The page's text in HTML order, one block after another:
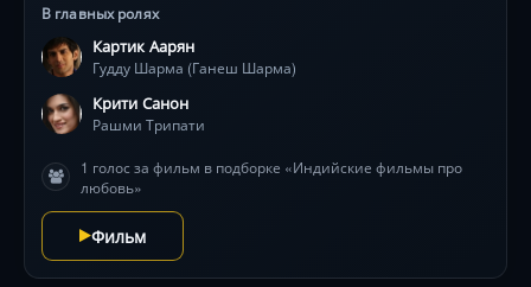
реакцию, когда в дом неожиданно врываются
ханжеская тётушка, строгий отец и целый клан
консервативных родственников! Под напором
визитёров молодые вынуждены импровизировать,
создавая видимость «правильных» отношений, — а
комичными последствиями. В этом калейдоскопе
абсурдных переодеваний, неловких подслушиваний
и блистательной игры Панкаджа Трипати в роли
деспотичного дяди, каждый день превращается в
визуальный фейерверк эксцентричных ситуаций.
В главных ролях
Картик Аарян
Гудду Шарма (Ганеш Шарма)
Крити Санон
Рашми Трипати
1 голос за фильм в подборке «Индийские фильмы про
любовь»
Фильм